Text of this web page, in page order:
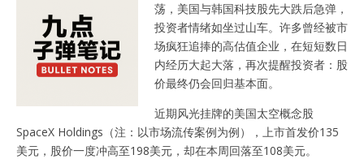
荡，美国与韩国科技股先大跌后急弹，
投资者情绪如坐过山车。许多曾经被市
场疯狂追捧的高估值企业，在短短数日
内经历大起大落，再次提醒投资者：股
价最终仍会回归基本面。
近期风光挂牌的美国太空概念股
SpaceX Holdings（注：以市场流传案例为例），上市首发价135
美元，股价一度冲高至198美元，却在本周回落至108美元。